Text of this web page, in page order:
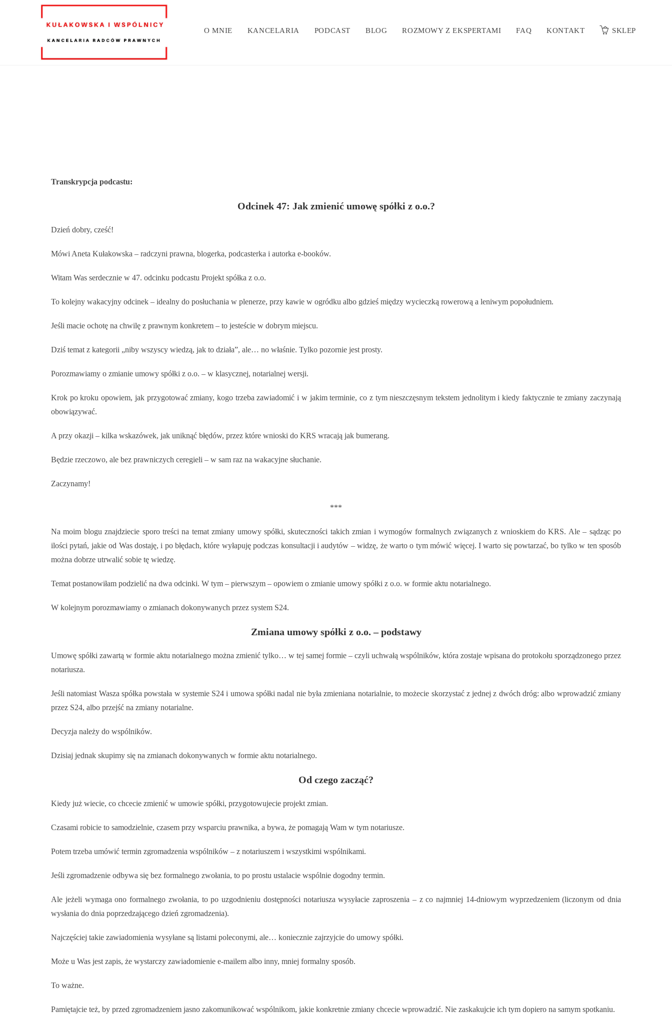
O MNIE KANCELARIA PODCAST BLOG ROZMOWY Z EKSPERTAMI FAQ KONTAKT SKLEP
Transkrypcja podcastu:
Odcinek 47: Jak zmienić umowę spółki z o.o.?
Dzień dobry, cześć!
Mówi Aneta Kułakowska – radczyni prawna, blogerka, podcasterka i autorka e-booków.
Witam Was serdecznie w 47. odcinku podcastu Projekt spółka z o.o.
To kolejny wakacyjny odcinek – idealny do posłuchania w plenerze, przy kawie w ogródku albo gdzieś między wycieczką rowerową a leniwym popołudniem.
Jeśli macie ochotę na chwilę z prawnym konkretem – to jesteście w dobrym miejscu.
Dziś temat z kategorii „niby wszyscy wiedzą, jak to działa”, ale… no właśnie. Tylko pozornie jest prosty.
Porozmawiamy o zmianie umowy spółki z o.o. – w klasycznej, notarialnej wersji.
Krok po kroku opowiem, jak przygotować zmiany, kogo trzeba zawiadomić i w jakim terminie, co z tym nieszczęsnym tekstem jednolitym i kiedy faktycznie te zmiany zaczynają
obowiązywać.
A przy okazji – kilka wskazówek, jak uniknąć błędów, przez które wnioski do KRS wracają jak bumerang.
Będzie rzeczowo, ale bez prawniczych ceregieli – w sam raz na wakacyjne słuchanie.
Zaczynamy!
***
Na moim blogu znajdziecie sporo treści na temat zmiany umowy spółki, skuteczności takich zmian i wymogów formalnych związanych z wnioskiem do KRS. Ale – sądząc po
ilości pytań, jakie od Was dostaję, i po błędach, które wyłapuję podczas konsultacji i audytów – widzę, że warto o tym mówić więcej. I warto się powtarzać, bo tylko w ten sposób
można dobrze utrwalić sobie tę wiedzę.
Temat postanowiłam podzielić na dwa odcinki. W tym – pierwszym – opowiem o zmianie umowy spółki z o.o. w formie aktu notarialnego.
W kolejnym porozmawiamy o zmianach dokonywanych przez system S24.
Zmiana umowy spółki z o.o. – podstawy
Umowę spółki zawartą w formie aktu notarialnego można zmienić tylko… w tej samej formie – czyli uchwałą wspólników, która zostaje wpisana do protokołu sporządzonego przez
notariusza.
Jeśli natomiast Wasza spółka powstała w systemie S24 i umowa spółki nadal nie była zmieniana notarialnie, to możecie skorzystać z jednej z dwóch dróg: albo wprowadzić zmiany
przez S24, albo przejść na zmiany notarialne.
Decyzja należy do wspólników.
Dzisiaj jednak skupimy się na zmianach dokonywanych w formie aktu notarialnego.
Od czego zacząć?
Kiedy już wiecie, co chcecie zmienić w umowie spółki, przygotowujecie projekt zmian.
Czasami robicie to samodzielnie, czasem przy wsparciu prawnika, a bywa, że pomagają Wam w tym notariusze.
Potem trzeba umówić termin zgromadzenia wspólników – z notariuszem i wszystkimi wspólnikami.
Jeśli zgromadzenie odbywa się bez formalnego zwołania, to po prostu ustalacie wspólnie dogodny termin.
Ale jeżeli wymaga ono formalnego zwołania, to po uzgodnieniu dostępności notariusza wysyłacie zaproszenia – z co najmniej 14-dniowym wyprzedzeniem (liczonym od dnia
wysłania do dnia poprzedzającego dzień zgromadzenia).
Najczęściej takie zawiadomienia wysyłane są listami poleconymi, ale… koniecznie zajrzyjcie do umowy spółki.
Może u Was jest zapis, że wystarczy zawiadomienie e-mailem albo inny, mniej formalny sposób.
To ważne.
Pamiętajcie też, by przed zgromadzeniem jasno zakomunikować wspólnikom, jakie konkretnie zmiany chcecie wprowadzić. Nie zaskakujcie ich tym dopiero na samym spotkaniu.